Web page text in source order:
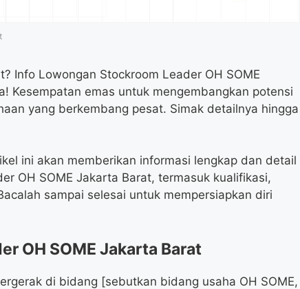
Info Lowongan Stockroom Leader OH SOME
Kesempatan emas untuk mengembangkan potensi
yang berkembang pesat. Simak detailnya hingga
ini akan memberikan informasi lengkap dan detail
OH SOME Jakarta Barat, termasuk kualifikasi,
sampai selesai untuk mempersiapkan diri
OH SOME Jakarta Barat
di bidang [sebutkan bidang usaha OH SOME,